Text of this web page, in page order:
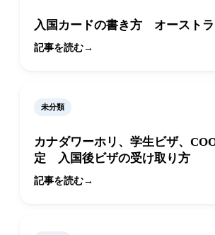
入国カードの書き方 オースト
記事を読む
未分類
カナダワーホリ、学生ビザ、
定 入国後ビザの受け取り方
記事を読む